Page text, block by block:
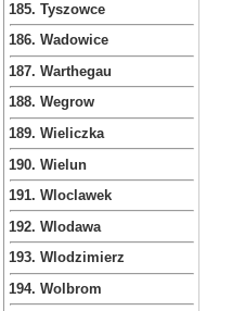
185. Tyszowce
186. Wadowice
187. Warthegau
188. Wegrow
189. Wieliczka
190. Wielun
191. Wloclawek
192. Wlodawa
193. Wlodzimierz
194. Wolbrom